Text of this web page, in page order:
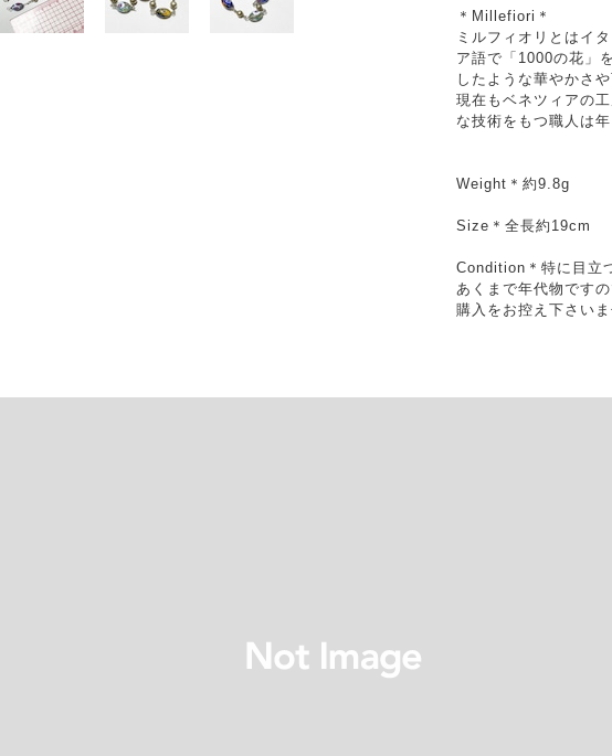
＊Millefiori＊
ミルフィオリとはイ
ア語で「1000の花」
したような華やかさ
現在もベネツィアの
な技術をもつ職人は
Weight＊約9.8g
Size＊全長約19cm
Condition＊特に目立
あくまで年代物です
購入をお控え下さいま